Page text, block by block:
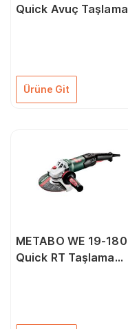
Quick Avuç Taşlama
Ürüne Git
METABO WE 19-180
Quick RT Taşlama